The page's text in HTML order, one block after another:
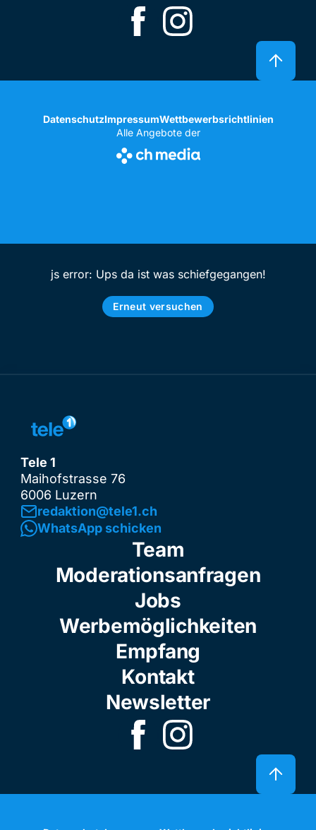
DatenschutzImpressumWettbewerbsrichtlinien
Alle Angebote der
js error: Ups da ist was schiefgegangen!
Erneut versuchen
Tele 1
Maihofstrasse 76
6006 Luzern
redaktion@tele1.ch
WhatsApp schicken
Team
Moderationsanfragen
Jobs
Werbemöglichkeiten
Empfang
Kontakt
Newsletter